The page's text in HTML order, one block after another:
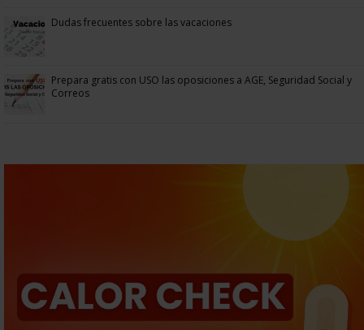
Dudas frecuentes sobre las vacaciones
Prepara gratis con USO las oposiciones a AGE, Seguridad Social y
Correos